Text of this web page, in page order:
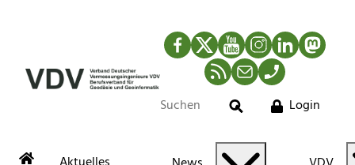
Facebook
TwitterYouTubeInstagram
LinkedIn
RSS-Newsfeed
MailTelefon
Suche
Login